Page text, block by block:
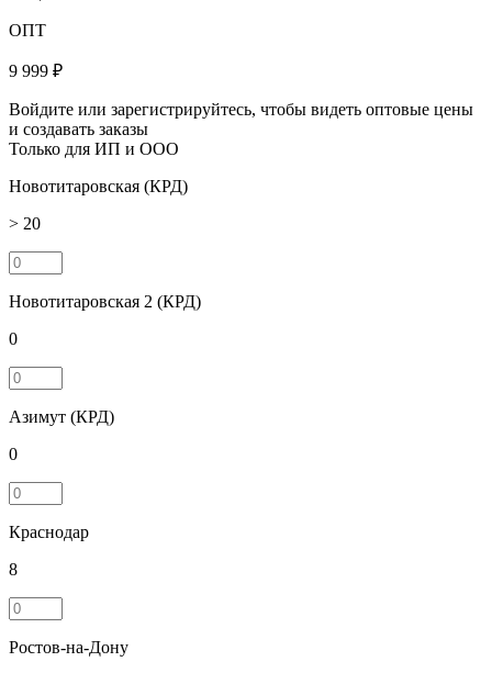
ОПТ
9 999 ₽
Войдите или зарегистрируйтесь, чтобы видеть оптовые цены
и создавать заказы
Только для ИП и ООО
Новотитаровская (КРД)
> 20
Новотитаровская 2 (КРД)
0
Азимут (КРД)
0
Краснодар
8
Ростов-на-Дону